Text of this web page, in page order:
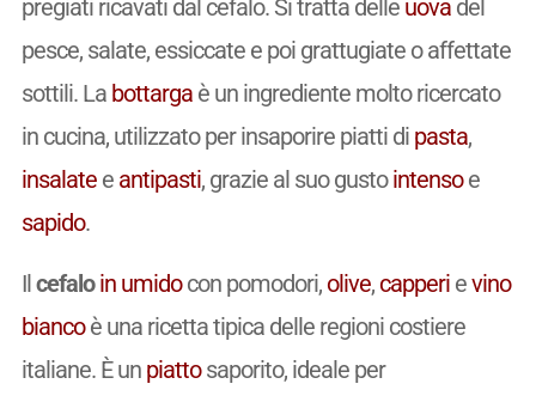
pregiati ricavati dal cefalo. Si tratta delle uovadel
pesce, salate, essiccate e poi grattugiate o affettate
sottili. La bottargaè un ingrediente molto ricercato
in cucina, utilizzato per insaporire piatti di pasta,
insalatee antipasti, grazie al suo gustointensoe
sapido.
Ilcefaloin umidocon pomodori, olive, capperievino
biancoè una ricetta tipica delle regioni costiere
italiane. È un piattosaporito, ideale per